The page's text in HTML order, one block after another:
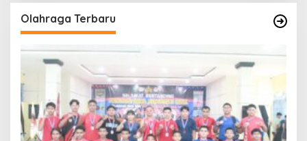
Olahraga Terbaru